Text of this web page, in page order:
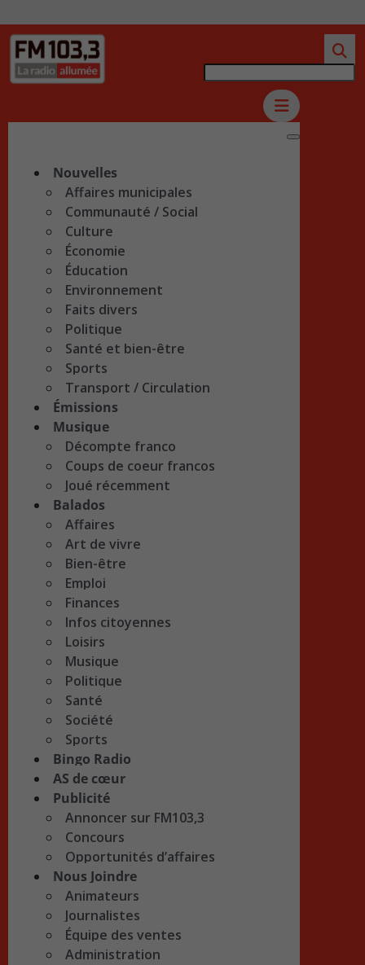
Nouvelles
Affaires municipales
Communauté / Social
Culture
Économie
Éducation
Environnement
Faits divers
Politique
Santé et bien-être
Sports
Transport / Circulation
Émissions
Musique
Décompte franco
Coups de coeur francos
Joué récemment
Balados
Affaires
Art de vivre
Bien-être
Emploi
Finances
Infos citoyennes
Loisirs
Musique
Politique
Santé
Société
Sports
Bingo Radio
AS de cœur
Publicité
Annoncer sur FM103,3
Concours
Opportunités d’affaires
Nous Joindre
Animateurs
Journalistes
Équipe des ventes
Administration